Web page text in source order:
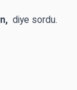
diye sordu.